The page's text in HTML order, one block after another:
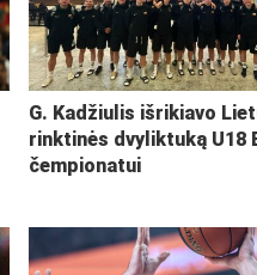
G. Kadžiulis išrikiavo
rinktinės dvyliktuką U18
čempionatui